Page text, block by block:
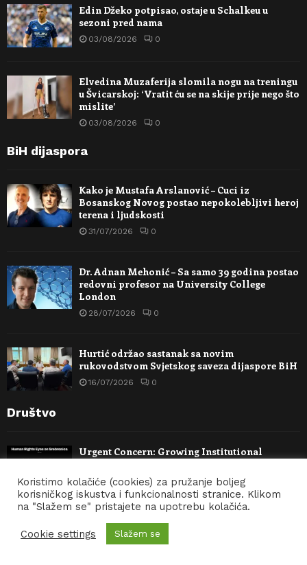
Edin Džeko potpisao, ostaje u Schalkeu u
sezoni pred nama
03/08/2026 0
Elvedina Muzaferija slomila nogu na treningu
u Švicarskoj: ‘Vratit ću se na skije prije nego što
mislite’
03/08/2026 0
BiH dijaspora
Kako je Mustafa Arslanović – Cuci iz
Bosanskog Novog postao nepokolebljivi heroj
terena i ljudskosti
31/07/2026 0
Dr. Adnan Mehonić – Sa samo 39 godina postao
redovni profesor na University College
London
28/07/2026 0
Hurtić održao sastanak sa novim
rukovodstvom Svjetskog saveza dijaspore BiH
16/07/2026 0
Društvo
Urgent Concern: Growing Institutional
31/07/2026 0
Grad Beč preuzeo trajnu brigu o spomeniku
Cvijet Srebrenice-Historijski iskorak za
kulturu sjećanja u Evropi
Koristimo kolačiće (cookies) za pružanje boljeg
korisničkog iskustva i funkcionalnosti stranice. Klikom
na "Slažem se" pristajete na upotrebu kolačića.
Cookie settings Slažem se